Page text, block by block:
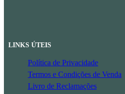
LINKS ÚTEIS
Política de Privacidade
Termos e Condições de Venda
Livro de Reclamações